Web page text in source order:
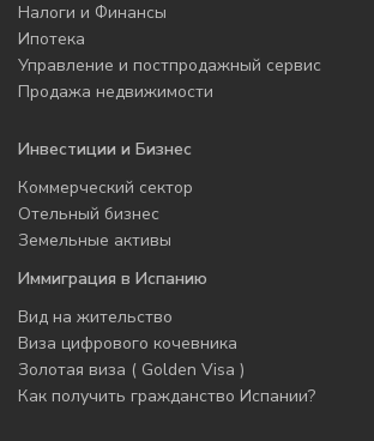
Налоги и Финансы
Ипотека
Управление и постпродажный сервис
Продажа недвижимости
Инвестиции и Бизнес
Коммерческий сектор
Отельный бизнес
Земельные активы
Иммиграция в Испанию
Вид на жительство
Виза цифрового кочевника
Золотая виза ( Golden Visa )
Как получить гражданство Испании?